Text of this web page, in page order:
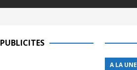
PUBLICITES
A LA UNE